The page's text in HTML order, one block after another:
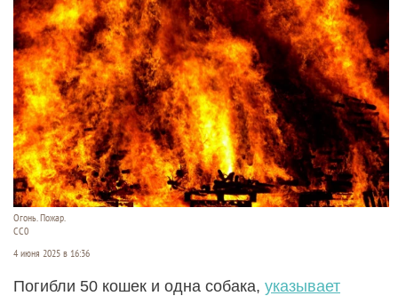
Огонь. Пожар.
CC0
4 июня 2025 в 16:36
Погибли 50 кошек и одна собака, указывает